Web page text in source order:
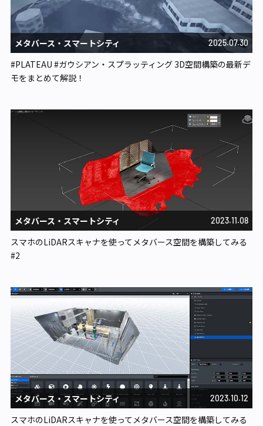
メタバース・スマートシティ​ 2025.07.30
#PLATEAU #ガウシアン・スプラッティング 3D空間構築の最新デ
モをまとめて解説！
メタバース・スマートシティ​ 2023.11.08
スマホのLiDARスキャナを使ってメタバース空間を構築してみる
#2
メタバース・スマートシティ​ 2023.10.12
スマホのLiDARスキャナを使ってメタバース空間を構築してみる